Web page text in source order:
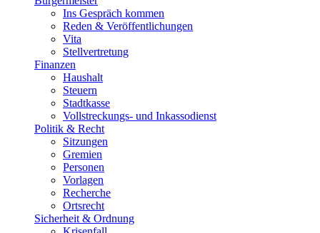
Ins Gespräch kommen
Reden & Veröffentlichungen
Vita
Stellvertretung
Finanzen
Haushalt
Steuern
Stadtkasse
Vollstreckungs- und Inkassodienst
Politik & Recht
Sitzungen
Gremien
Personen
Vorlagen
Recherche
Ortsrecht
Sicherheit & Ordnung